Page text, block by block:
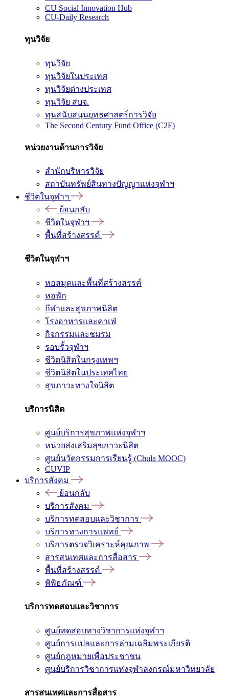
CU Social Innovation Hub
CU-Daily Research
ทุนวิจัย
ทุนวิจัย
ทุนวิจัยในประเทศ
ทุนวิจัยต่างประเทศ
ทุนวิจัย สบจ.
ทุนสนับสนุนยุทธศาสตร์การวิจัย
The Second Century Fund Office (C2F)
หน่วยงานด้านการวิจัย
สำนักบริหารวิจัย
สถาบันทรัพย์สินทางปัญญาแห่งจุฬาฯ
ชีวิตในจุฬาฯ
ย้อนกลับ
ชีวิตในจุฬาฯ
พื้นที่สร้างสรรค์
ชีวิตในจุฬาฯ
หอสมุดและพื้นที่สร้างสรรค์
หอพัก
กีฬาและสุขภาพนิสิต
โรงอาหารและคาเฟ่
กิจกรรมและชมรม
รอบรั้วจุฬาฯ
ชีวิตนิสิตในกรุงเทพฯ
ชีวิตนิสิตในประเทศไทย
สุขภาวะทางใจนิสิต
บริการนิสิต
ศูนย์บริการสุขภาพแห่งจุฬาฯ
หน่วยส่งเสริมสุขภาวะนิสิต
ศูนย์นวัตกรรมการเรียนรู้ (Chula MOOC)
CUVIP
บริการสังคม
ย้อนกลับ
บริการสังคม
บริการทดสอบและวิชาการ
บริการทางการแพทย์
บริการตรวจวิเคราะห์คุณภาพ
สารสนเทศและการสื่อสาร
พื้นที่สร้างสรรค์
พิพิธภัณฑ์
บริการทดสอบและวิชาการ
ศูนย์ทดสอบทางวิชาการแห่งจุฬาฯ
ศูนย์การแปลและการล่ามเฉลิมพระเกียรติ
ศูนย์กฎหมายเพื่อประชาชน
ศูนย์บริการวิชาการแห่งจุฬาลงกรณ์มหาวิทยาลัย
สารสนเทศและการสื่อสาร